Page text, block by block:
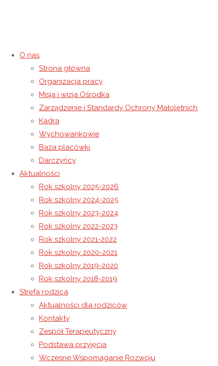
O nas
Strona główna
Organizacja pracy
Misja i wizja Ośrodka
Zarządzenie i Standardy Ochrony Małoletnich
Kadra
Wychowankowie
Baza placówki
Darczyńcy
Aktualności
Rok szkolny 2025-2026
Rok szkolny 2024-2025
Rok szkolny 2023-2024
Rok szkolny 2022-2023
Rok szkolny 2021-2022
Rok szkolny 2020-2021
Rok szkolny 2019-2020
Rok szkolny 2018-2019
Strefa rodzica
Aktualności dla rodziców
Kontakty
Zespół Terapeutyczny
Podstawa przyjęcia
Wczesne Wspomaganie Rozwoju
Spotkanie Opłatkowe
21 grudnia 202521 grudnia 2025 Rok szkolny 2025-2026
Strona główna Rok szkolny 2025-2026
Grudniowa Msza Święta
Życzenia Bożonarodzeniowe
21 grudnia 202521 grudnia 2025
„Gwiazda błyszczy nad stajenką,
drogę światłem znaczy.